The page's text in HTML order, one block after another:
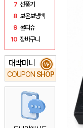
7 선풍기
8 보온보냉백
9 물티슈
10 장바구니
대박머니
COUPON SHOP
₩